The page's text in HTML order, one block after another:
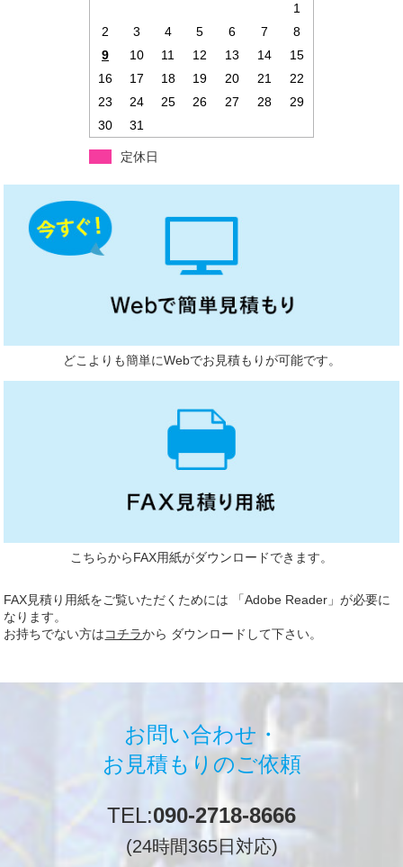
1
2
3 4 5 6 7
8
9
10 11 12 13 14
15
16
17 18 19 20 21
22
23
24 25 26 27 28
29
30
31
定休日
どこよりも簡単にWebでお見積もりが可能です。
こちらからFAX用紙がダウンロードできます。
FAX見積り用紙をご覧いただくためには 「Adobe Reader」が必要に
なります。
お持ちでない方はコチラから ダウンロードして下さい。
お問い合わせ・
お見積もりのご依頼
TEL:090-2718-8666
(24時間365日対応)